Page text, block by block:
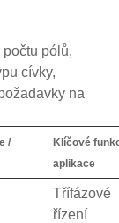
pólů,
cívky,
na
/
Klíčové
aplikace
Třífázové
řízení